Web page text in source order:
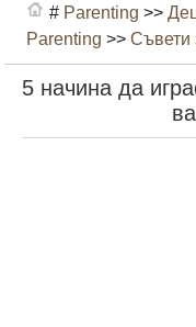
# Parenting >>
Parenting >>Съвети
5 начина да